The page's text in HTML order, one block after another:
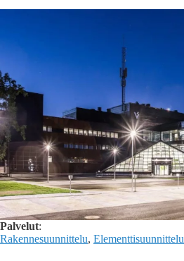
Palvelut:
Rakennesuunnittelu, Elementtisuunnittelu